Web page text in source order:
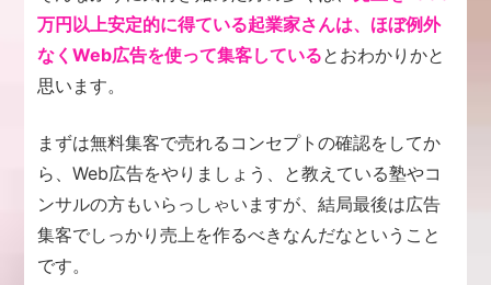
万円以上安定的に得ている起業家さんは、ほぼ例外
なくWeb広告を使って集客しているとおわかりかと
思います。
まずは無料集客で売れるコンセプトの確認をしてか
ら、Web広告をやりましょう、と教えている塾やコ
ンサルの方もいらっしゃいますが、結局最後は広告
集客でしっかり売上を作るべきなんだなということ
です。